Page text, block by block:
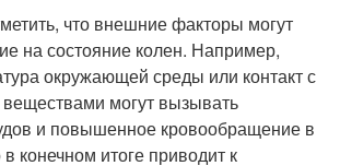
что внешние факторы могут
на состояние колен. Например,
окружающей среды или контакт с
могут вызывать
и повышенное кровообращение в
в конечном итоге приводит к